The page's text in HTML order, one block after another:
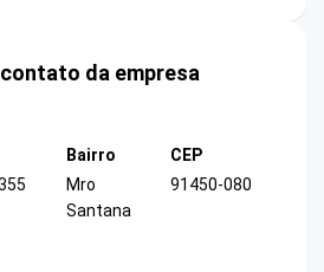
da empresa
Bairro
Mro
Santana
CEP
91450-080